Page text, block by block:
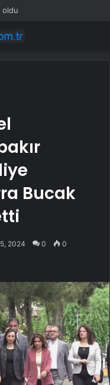
oldu
Bucak
2024 0 0